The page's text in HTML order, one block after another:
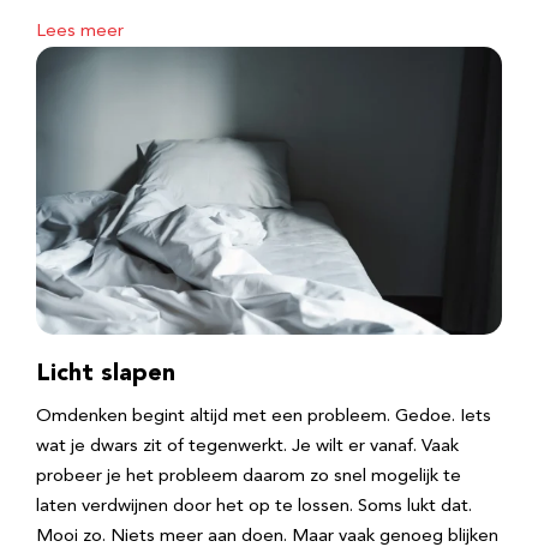
Lees meer
Licht slapen
Omdenken begint altijd met een probleem. Gedoe. Iets
wat je dwars zit of tegenwerkt. Je wilt er vanaf. Vaak
probeer je het probleem daarom zo snel mogelijk te
laten verdwijnen door het op te lossen. Soms lukt dat.
Mooi zo. Niets meer aan doen. Maar vaak genoeg blijken